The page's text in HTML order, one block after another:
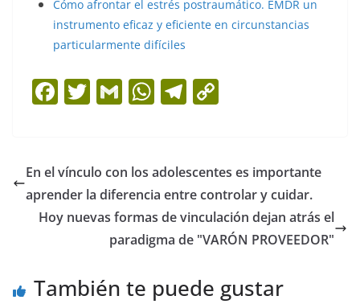
Cómo afrontar el estrés postraumático. EMDR un
instrumento eficaz y eficiente en circunstancias
particularmente difíciles
F
e
b
o
T
er
G
l
W
s
A
p
p
T
gr
a
m
y
Li
n
k
En el vínculo con los adolescentes es importante
aprender la diferencia entre controlar y cuidar.
Hoy nuevas formas de vinculación dejan atrás el
paradigma de "VARÓN PROVEEDOR"
También te puede gustar